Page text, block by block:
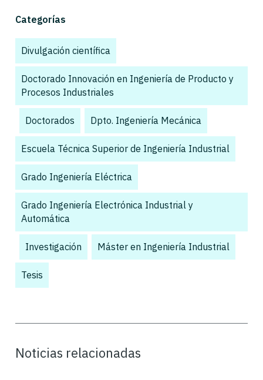
Categorías
Divulgación científica
Doctorado Innovación en Ingeniería de Producto y
Procesos Industriales
Doctorados Dpto. Ingeniería Mecánica
Escuela Técnica Superior de Ingeniería Industrial
Grado Ingeniería Eléctrica
Grado Ingeniería Electrónica Industrial y
Automática
Investigación Máster en Ingeniería Industrial
Tesis
Noticias relacionadas